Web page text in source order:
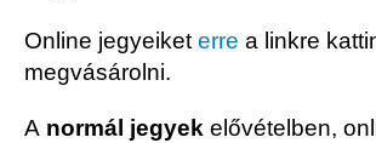
Online jegyeiketerre a linkre
megvásárolni.
A normál jegyek elővételben,